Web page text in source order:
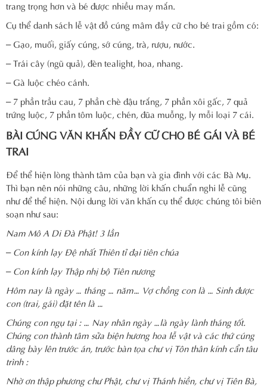
trang trọng hơn và bé được nhiều may mắn.
Cụ thể danh sách lễ vật đồ cúng mâm đầy cữ cho bé trai gồm có:
– Gạo, muối, giấy cúng, sớ cúng, trà, rượu, nước.
– Trái cây (ngũ quả), đèn tealight, hoa, nhang.
– Gà luộc chéo cánh.
– 7 phần trầu cau, 7 phần chè đậu trắng, 7 phần xôi gấc, 7 quả
trứng luộc, 7 phần tôm luộc, chén, đũa muỗng, ly mỗi loại 7 cái.
BÀI CÚNG VĂN KHẤN ĐẦY CỮ CHO BÉ GÁI VÀ BÉ
TRAI
Để thể hiện lòng thành tâm của bạn và gia đình với các Bà Mụ.
Thì bạn nên nói những câu, những lời khấn chuẩn nghi lễ cũng
như để thể hiện. Nội dung lời văn khấn cụ thể được chúng tôi biên
soạn như sau:
Nam Mô A Di Đà Phật! 3 lần
– Con kính lạy Đệ nhất Thiên tỉ đại tiên chúa
– Con kính lạy Thập nhị bộ Tiên nương
Hôm nay là ngày … tháng … năm… Vợ chồng con là … Sinh được
con (trai, gái) đặt tên là …
Chúng con ngụ tại : … Nay nhân ngày …là ngày lành tháng tốt.
Chúng con thành tâm sửa biện hương hoa lễ vật và các thứ cúng
dâng bày lên trước án, trước bàn tọa chư vị Tôn thân kính cẩn tâu
trình :
Nhờ ơn thập phương chư Phật, chư vị Thánh hiền, chư vị Tiên Bà,